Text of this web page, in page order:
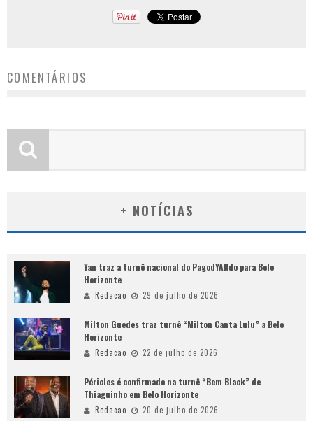
COMENTÁRIOS
+ NOTÍCIAS
Yan traz a turnê nacional do PagodYANdo para Belo
Horizonte
Redacao 29 de julho de 2026
Milton Guedes traz turnê “Milton Canta Lulu” a Belo
Horizonte
Redacao 22 de julho de 2026
Péricles é confirmado na turnê “Bem Black” de
Thiaguinho em Belo Horizonte
Redacao 20 de julho de 2026